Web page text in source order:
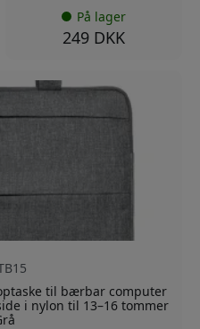
På lager
249 DKK
til bærbar computer
i nylon til 13–16 tommer